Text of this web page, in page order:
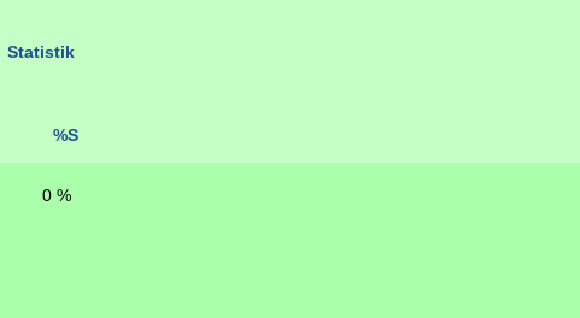
Statistik
%S
0 %